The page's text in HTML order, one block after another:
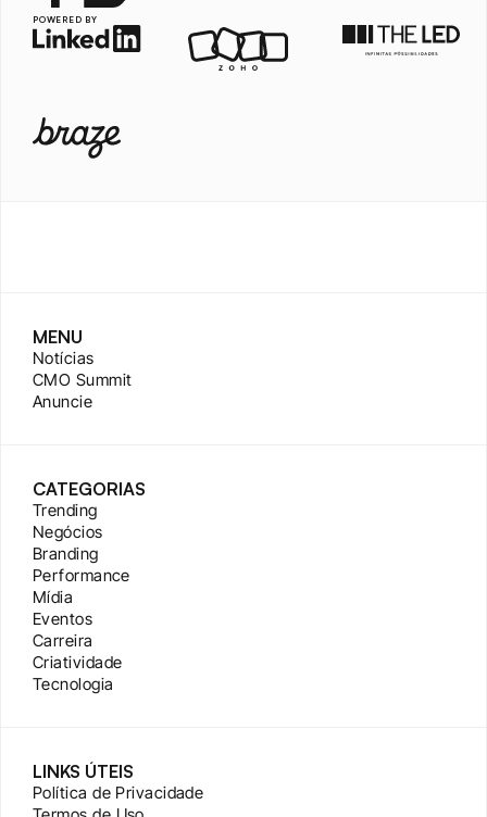
POWERED BY
MENU
Notícias
CMO Summit
Anuncie
CATEGORIAS
Trending
Negócios
Branding
Performance
Mídia
Eventos
Carreira
Criatividade
Tecnologia
LINKS ÚTEIS
Política de Privacidade